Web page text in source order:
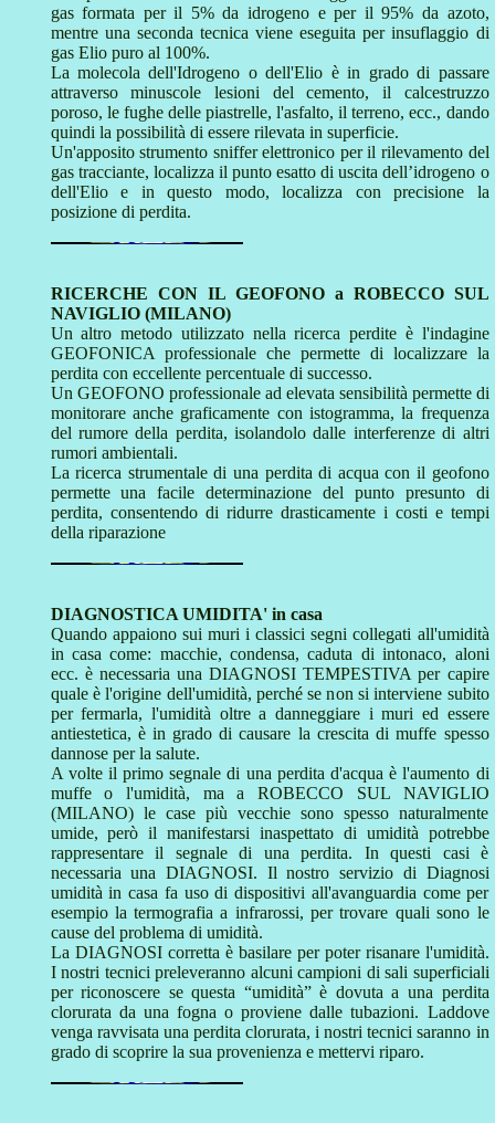
gas formata per il 5% da idrogeno e per il 95% da azoto,
mentre una seconda tecnica viene eseguita per insuflaggio di
gas Elio puro al 100%.
La molecola dell'Idrogeno o dell'Elio è in grado di passare
attraverso minuscole lesioni del cemento, il calcestruzzo
poroso, le fughe delle piastrelle, l'asfalto, il terreno, ecc., dando
quindi la possibilità di essere rilevata in superficie.
Un'apposito strumento sniffer elettronico per il rilevamento del
gas tracciante, localizza il punto esatto di uscita dell’idrogeno o
dell'Elio e in questo modo, localizza con precisione la
posizione di perdita.
RICERCHE CON IL GEOFONO a ROBECCO SUL
NAVIGLIO (MILANO)
Un altro metodo utilizzato nella ricerca perdite è l'indagine
GEOFONICA professionale che permette di localizzare la
perdita con eccellente percentuale di successo.
Un GEOFONO professionale ad elevata sensibilità permette di
monitorare anche graficamente con istogramma, la frequenza
del rumore della perdita, isolandolo dalle interferenze di altri
rumori ambientali.
La ricerca strumentale di una perdita di acqua con il geofono
permette una facile determinazione del punto presunto di
perdita, consentendo di ridurre drasticamente i costi e tempi
della riparazione
DIAGNOSTICA UMIDITA' in casa
Quando appaiono sui muri i classici segni collegati all'umidità
in casa come: macchie, condensa, caduta di intonaco, aloni
ecc. è necessaria una DIAGNOSI TEMPESTIVA per capire
quale è l'origine dell'umidità, perché se non si interviene subito
per fermarla, l'umidità oltre a danneggiare i muri ed essere
antiestetica, è in grado di causare la crescita di muffe spesso
dannose per la salute.
A volte il primo segnale di una perdita d'acqua è l'aumento di
muffe o l'umidità, ma a ROBECCO SUL NAVIGLIO
(MILANO) le case più vecchie sono spesso naturalmente
umide, però il manifestarsi inaspettato di umidità potrebbe
rappresentare il segnale di una perdita. In questi casi è
necessaria una DIAGNOSI. Il nostro servizio di Diagnosi
umidità in casa fa uso di dispositivi all'avanguardia come per
esempio la termografia a infrarossi, per trovare quali sono le
cause del problema di umidità.
La DIAGNOSI corretta è basilare per poter risanare l'umidità.
I nostri tecnici preleveranno alcuni campioni di sali superficiali
per riconoscere se questa “umidità” è dovuta a una perdita
clorurata da una fogna o proviene dalle tubazioni. Laddove
venga ravvisata una perdita clorurata, i nostri tecnici saranno in
grado di scoprire la sua provenienza e mettervi riparo.